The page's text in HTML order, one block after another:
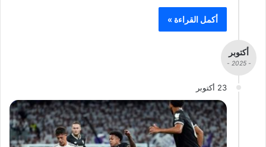
أكمل القراءة »
أكتوبر
- 2025 -
23 أكتوبر